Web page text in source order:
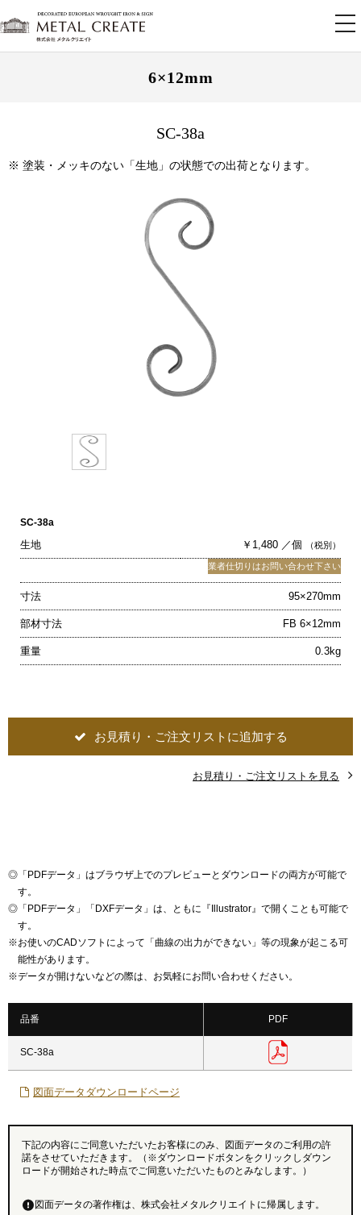
6×12mm
SC-38a
※ 塗装・メッキのない「生地」の状態での出荷となります。
SC-38a
生地 ￥1,480 ／個 （税別）
業者仕切りはお問い合わせ下さい
寸法 95×270mm
部材寸法 FB 6×12mm
重量 0.3kg
お見積り・ご注文リストに追加する
お見積り・ご注文リストを見る
◎ 「PDFデータ」はブラウザ上でのプレビューとダウンロードの両方が可能で
す。
◎ 「PDFデータ」「DXFデータ」は、ともに『Illustrator』で開くことも可能で
す。
※お使いのCADソフトによって「曲線の出力ができない」等の現象が起こる可
能性があります。
※データが開けないなどの際は、お気軽にお問い合わせください。
品番 PDF
SC-38a
図面データダウンロードページ
下記の内容にご同意いただいたお客様にのみ、図面データのご利用の許
諾をさせていただきます。（※ダウンロードボタンをクリックしダウン
ロードが開始された時点でご同意いただいたものとみなします。）
図面データの著作権は、株式会社メタルクリエイトに帰属します。